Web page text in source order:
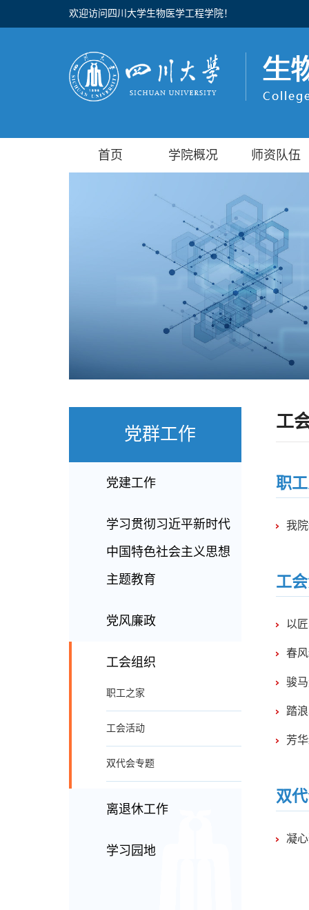
欢迎访问四川大学生物医学工程学院！
首页 学院概况 师资队伍
党群工作
党建工作
学习贯彻习近平新时代
中国特色社会主义思想
主题教育
党风廉政
工会组织
职工之家
工会活动
双代会专题
离退休工作
学习园地
工
职
我
工
以
春
骏
踏
芳
双
凝